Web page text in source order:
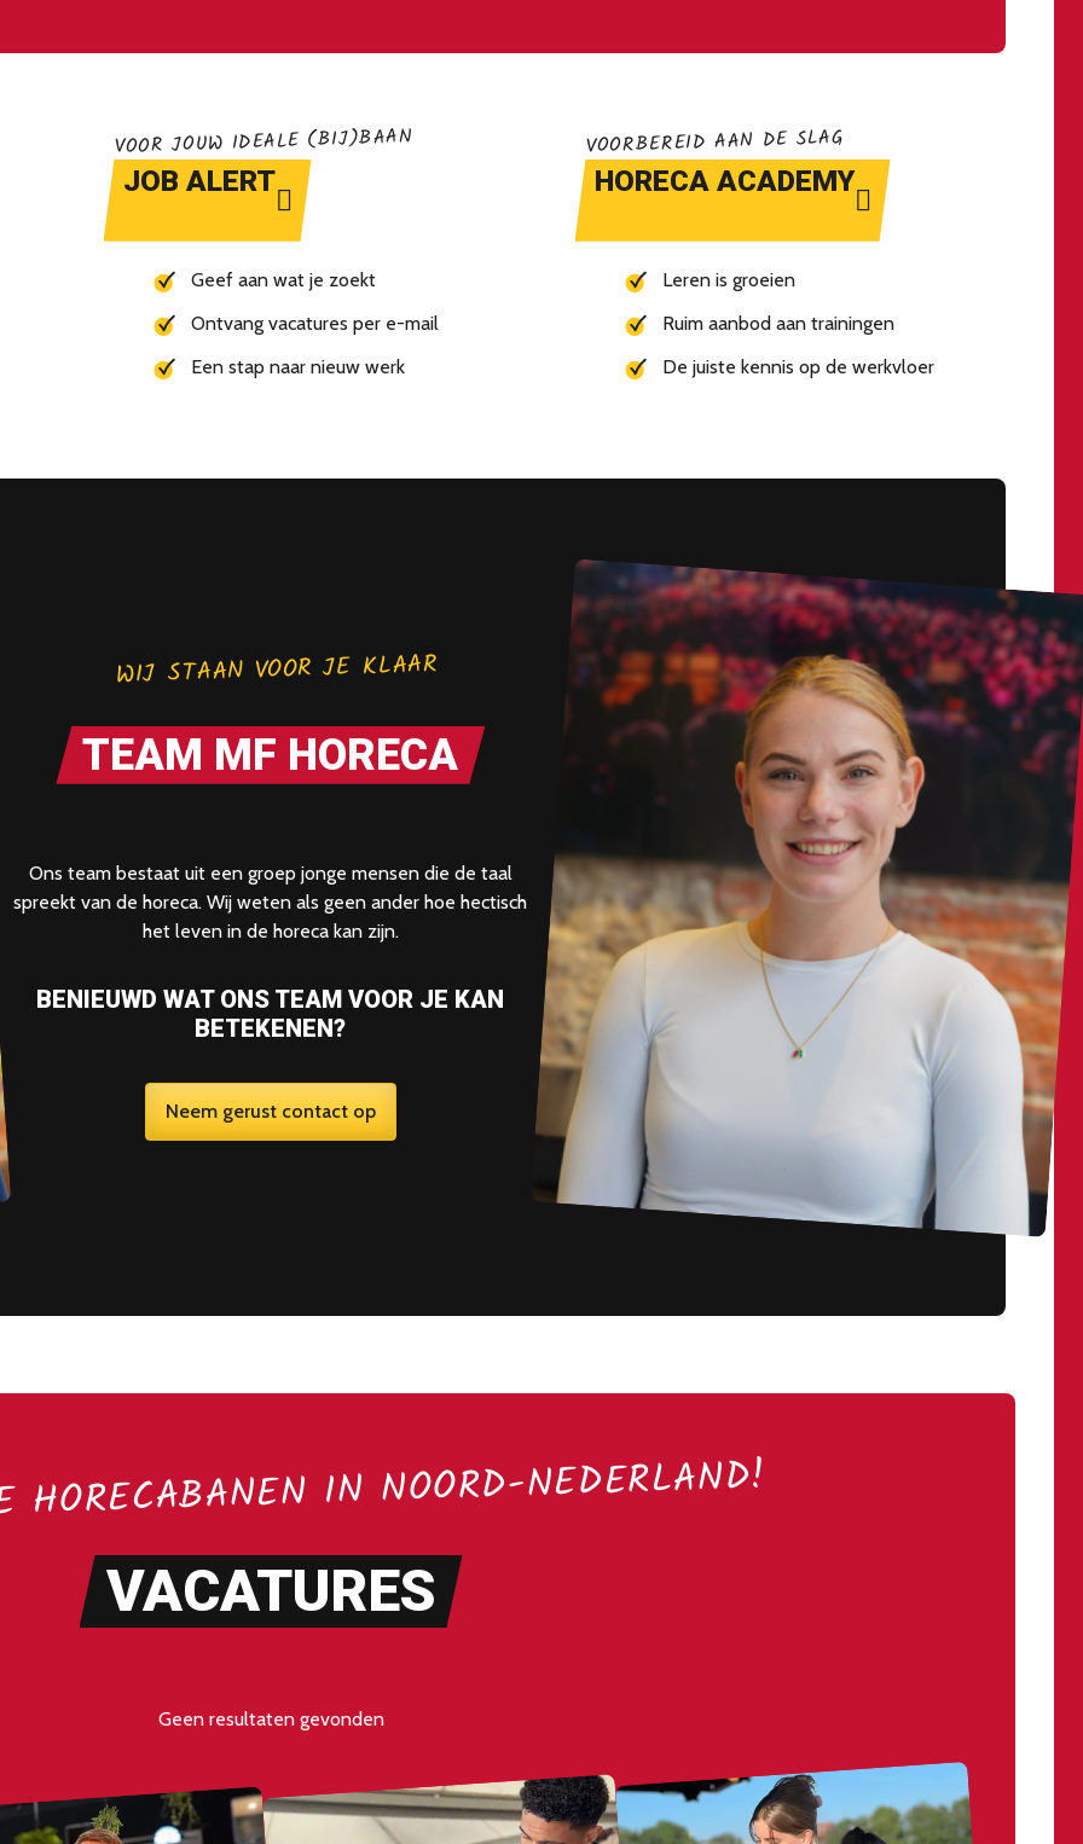
VOOR JOUW IDEALE (BIJ)BAAN
JOB ALERT
Geef aan wat je zoekt
Ontvang vacatures per e-mail
Een stap naar nieuw werk
VOORBEREID AAN DE SLAG
HORECA ACADEMY
Leren is groeien
Ruim aanbod aan trainingen
De juiste kennis op de werkvloer
WIJ STAAN VOOR JE KLAAR
TEAM MF HORECA
Ons team bestaat uit een groep jonge mensen die de taal
spreekt van de horeca. Wij weten als geen ander hoe hectisch
het leven in de horeca kan zijn.
BENIEUWD WAT ONS TEAM VOOR JE KAN
BETEKENEN?
Neem gerust contact op
HORECABANEN IN NOORD-NEDERLAND!
VACATURES
Geen resultaten gevonden